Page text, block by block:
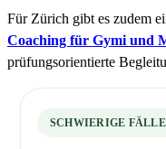
Für Zürich gibt es zudem
Coaching für Gymi und
prüfungsorientierte
SCHWIERIGE